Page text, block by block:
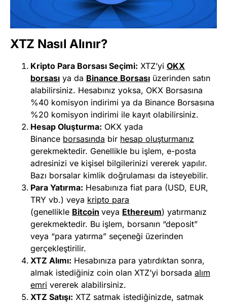
XTZ Nasıl Alınır?
Kripto Para Borsası Seçimi: XTZ’yi OKX
borsası ya da Binance Borsası üzerinden satın
alabilirsiniz. Hesabınız yoksa, OKX Borsasına
%40 komisyon indirimi ya da Binance Borsasına
%20 komisyon indirimi ile kayıt olabilirsiniz.
Hesap Oluşturma: OKX yada
Binance borsasında bir hesap oluşturmanız
gerekmektedir. Genellikle bu işlem, e-posta
adresinizi ve kişisel bilgilerinizi vererek yapılır.
Bazı borsalar kimlik doğrulaması da isteyebilir.
Para Yatırma: Hesabınıza fiat para (USD, EUR,
TRY vb.) veya kripto para
(genellikle Bitcoin veya Ethereum) yatırmanız
gerekmektedir. Bu işlem, borsanın “deposit”
veya “para yatırma” seçeneği üzerinden
gerçekleştirilir.
XTZ Alımı: Hesabınıza para yatırdıktan sonra,
almak istediğiniz coin olan XTZ’yi borsada alım
emri vererek alabilirsiniz.
XTZ Satışı: XTZ satmak istediğinizde, satmak